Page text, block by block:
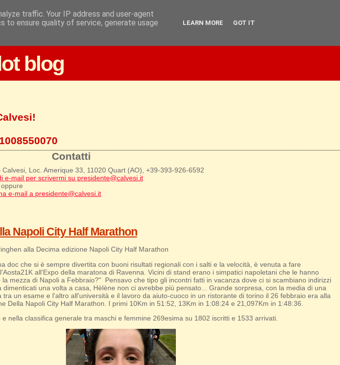
blog
Contatti
Calvesi, Loc. Amerique 33, 11020 Quart (AO), +39-393-926-6592
e-mail per scrivermi su presidente@calvesi.it
oppure
e-mail a presidente@calvesi.it
Napoli City Half Marathon
alla Decima edizione Napoli City Half Marathon
doc che si è sempre divertita con buoni risultati regionali con i salti e la velocità, è venuta a fare
all'Expo della maratona di Ravenna. Vicini di stand erano i simpatici napoletani che le hanno
mezza di Napoli a Febbraio?" Pensavo che tipo gli incontri fatti in vacanza dove ci si scambiano indirizzi
una volta a casa, Hèlène non ci avrebbe più pensato... Grande sorpresa, con la media di una
tra un esame e l'altro all'università e il lavoro da aiuto-cuoco in un ristorante di torino il 26 febbraio era alla
Della Napoli City Half Marathon. I primi 10Km in 51:52, 13Km in 1:08:24 e 21,097Km in 1:48:36.
nella classifica generale tra maschi e femmine 269esima su 1802 iscritti e 1533 arrivati.
traffic. Your IP address and user-agent
to ensure quality of service, generate usage
LEARN MORE GOT IT